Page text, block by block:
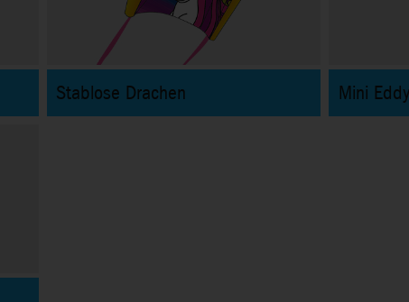
Stablose Drachen Mini